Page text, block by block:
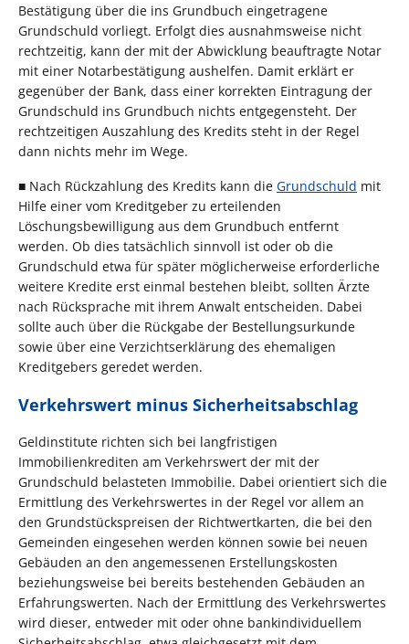
Bestätigung über die ins Grundbuch eingetragene
Grundschuld vorliegt. Erfolgt dies ausnahmsweise nicht
rechtzeitig, kann der mit der Abwicklung beauftragte Notar
mit einer Notarbestätigung aushelfen. Damit erklärt er
gegenüber der Bank, dass einer korrekten Eintragung der
Grundschuld ins Grundbuch nichts entgegensteht. Der
rechtzeitigen Auszahlung des Kredits steht in der Regel
dann nichts mehr im Wege.
■ Nach Rückzahlung des Kredits kann die Grundschuld mit
Hilfe einer vom Kreditgeber zu erteilenden
Löschungsbewilligung aus dem Grundbuch entfernt
werden. Ob dies tatsächlich sinnvoll ist oder ob die
Grundschuld etwa für später möglicherweise erforderliche
weitere Kredite erst einmal bestehen bleibt, sollten Ärzte
nach Rücksprache mit ihrem Anwalt entscheiden. Dabei
sollte auch über die Rückgabe der Bestellungsurkunde
sowie über eine Verzichtserklärung des ehemaligen
Kreditgebers geredet werden.
Verkehrswert minus Sicherheitsabschlag
Geldinstitute richten sich bei langfristigen
Immobilienkrediten am Verkehrswert der mit der
Grundschuld belasteten Immobilie. Dabei orientiert sich die
Ermittlung des Verkehrswertes in der Regel vor allem an
den Grundstückspreisen der Richtwertkarten, die bei den
Gemeinden eingesehen werden können sowie bei neuen
Gebäuden an den angemessenen Erstellungskosten
beziehungsweise bei bereits bestehenden Gebäuden an
Erfahrungswerten. Nach der Ermittlung des Verkehrswertes
wird dieser, entweder mit oder ohne bankindividuellem